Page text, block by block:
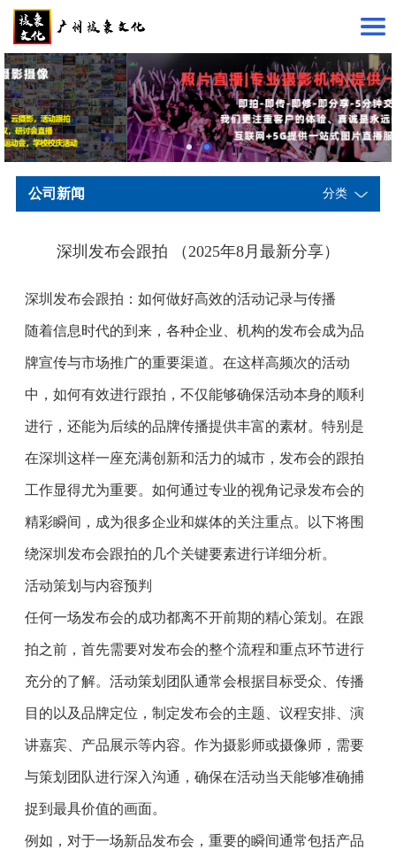
公司新闻 分类
深圳发布会跟拍 （2025年8月最新分享）
深圳发布会跟拍：如何做好高效的活动记录与传播
随着信息时代的到来，各种企业、机构的发布会成为品
牌宣传与市场推广的重要渠道。在这样高频次的活动
中，如何有效进行跟拍，不仅能够确保活动本身的顺利
进行，还能为后续的品牌传播提供丰富的素材。特别是
在深圳这样一座充满创新和活力的城市，发布会的跟拍
工作显得尤为重要。如何通过专业的视角记录发布会的
精彩瞬间，成为很多企业和媒体的关注重点。以下将围
绕深圳发布会跟拍的几个关键要素进行详细分析。
活动策划与内容预判
任何一场发布会的成功都离不开前期的精心策划。在跟
拍之前，首先需要对发布会的整个流程和重点环节进行
充分的了解。活动策划团队通常会根据目标受众、传播
目的以及品牌定位，制定发布会的主题、议程安排、演
讲嘉宾、产品展示等内容。作为摄影师或摄像师，需要
与策划团队进行深入沟通，确保在活动当天能够准确捕
捉到最具价值的画面。
例如，对于一场新品发布会，重要的瞬间通常包括产品